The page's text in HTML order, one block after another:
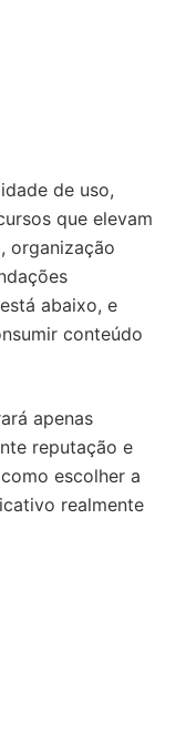
de uso,
que elevam
organização
abaixo, e
conteúdo
apenas
reputação e
escolher a
realmente